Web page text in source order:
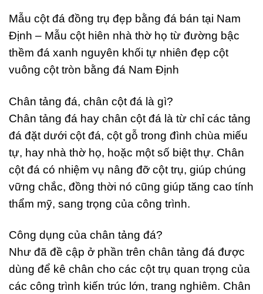
Mẫu cột đá đồng trụ đẹp bằng đá bán tại Nam
Định – Mẫu cột hiên nhà thờ họ từ đường bậc
thềm đá xanh nguyên khối tự nhiên đẹp cột
vuông cột tròn bằng đá Nam Định
Chân tảng đá, chân cột đá là gì?
Chân tảng đá hay chân cột đá là từ chỉ các tảng
đá đặt dưới cột đá, cột gỗ trong đình chùa miếu
tự, hay nhà thờ họ, hoặc một số biệt thự. Chân
cột đá có nhiệm vụ nâng đỡ cột trụ, giúp chúng
vững chắc, đồng thời nó cũng giúp tăng cao tính
thẩm mỹ, sang trọng của công trình.
Công dụng của chân tảng đá?
Như đã đề cập ở phần trên chân tảng đá được
dùng để kê chân cho các cột trụ quan trọng của
các công trình kiến trúc lớn, trang nghiêm. Chân